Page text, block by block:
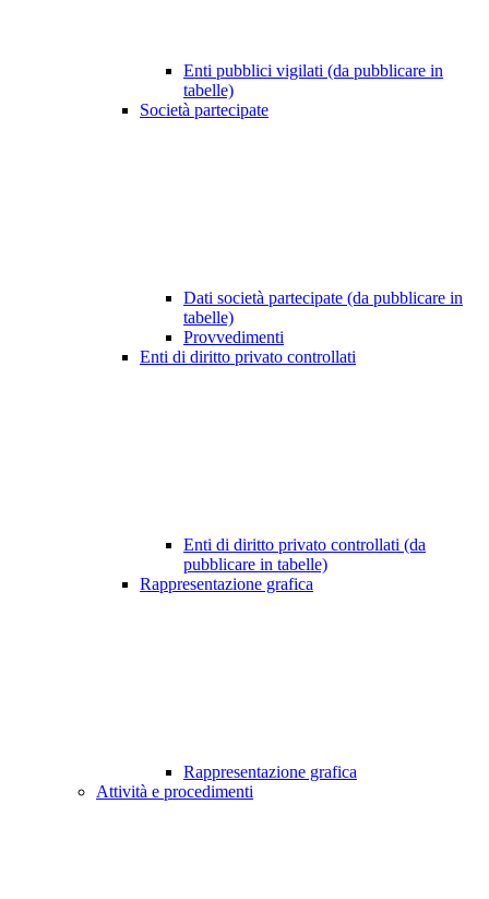
Enti pubblici vigilati (da pubblicare in
tabelle)
Società partecipate
Dati società partecipate (da pubblicare in
tabelle)
Provvedimenti
Enti di diritto privato controllati
Enti di diritto privato controllati (da
pubblicare in tabelle)
Rappresentazione grafica
Rappresentazione grafica
Attività e procedimenti